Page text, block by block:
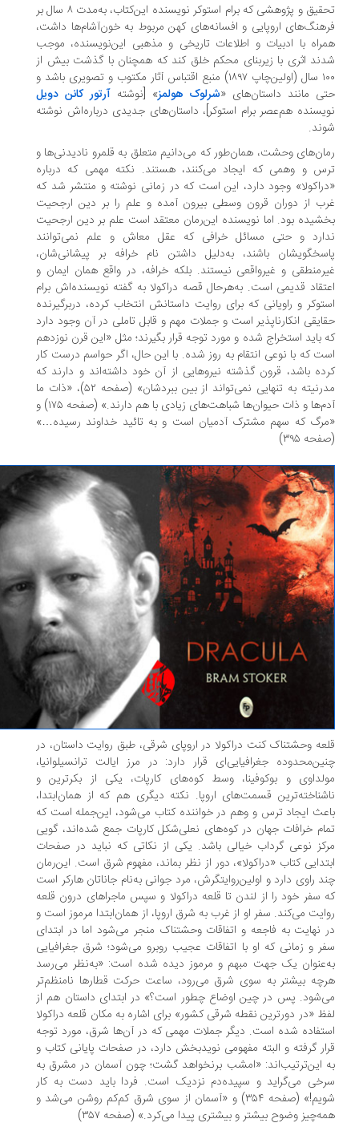
تحقیق و پژوهشی که برام استوکر نویسنده این‌کتاب، به‌مدت ۸ سال بر
اروپایی و افسانه‌های کهن مربوط به خون‌آشام‌ها داشت،
با ادبیات و اطلاعات تاریخی و مذهبی این‌نویسنده، موجب
اثری با زیربنای محکم خلق کند که همچنان با گذشت بیش از
۱۰۰ سال (اولین‌چاپ ۱۸۹۷) منبع اقتباس آثار مکتوب و تصویری باشد و
مانند داستان‌های «شرلوک هولمز » [نوشتهآرتور کانن دویل
هم‌عصر برام استوکر]، داستان‌های جدیدی درباره‌اش نوشته
وحشت، همان‌طور که می‌دانیم متعلق به قلمرو نادیدنی‌ها و
و وهمی که ایجاد می‌کنند، هستند. نکته مهمی که درباره
وجود دارد، این است که در زمانی نوشته و منتشر شد که
از دوران قرون وسطی بیرون آمده و علم را بر دین ارجحیت
بود. اما نویسنده این‌رمان معتقد است علم بر دین ارجحیت
و حتی مسائل خرافی که عقل معاش و علم نمی‌توانند
باشند، به‌دلیل داشتن نام خرافه بر پیشانی‌شان،
و غیرواقعی نیستند. بلکه خرافه، در واقع همان ایمان و
قدیمی است. به‌هرحال قصه دراکولا به گفته نویسنده‌اش برام
و راویانی که برای روایت داستانش انتخاب کرده، دربرگیرنده
انکارناپذیر است و جملات مهم و قابل تاملی در آن وجود دارد
باید استخراج شده و مورد توجه قرار بگیرند؛ مثل «این قرن نوزدهم
که با نوعی انتقام به روز شده. با این حال، اگر حواسم درست کار
باشد، قرون گذشته نیروهایی از آن خود داشته‌اند و دارند که
مدرنیته به تنهایی نمی‌تواند از بین ببردشان» (صفحه ۵۲)، «ذات ما
آدم‌ها و ذات حیوان‌ها شباهت‌های زیادی با هم دارند.» (صفحه ۱۷۵) و
که سهم مشترک آدمیان است و به تائید خداوند رسیده…»
۳۹۵)
وحشتناک کنت دراکولا در اروپای شرقی، طبق روایت داستان، در
جغرافیایی‌ای قرار دارد: در مرز ایالت ترانسیلوانیا،
و بوکوفینا، وسط کوه‌های کارپات، یکی از بکرترین و
قسمت‌های اروپا. نکته دیگری هم که از همان‌ابتدا،
ایجاد ترس و وهم در خواننده کتاب می‌شود، این‌جمله است که
خرافات جهان در کوه‌های نعلی‌شکل کارپات جمع شده‌اند، گویی
نوعی گرداب خیالی باشد. یکی از نکاتی که نباید در صفحات
کتاب «دراکولا»، دور از نظر بماند، مفهوم شرق است. این‌رمان
راوی دارد و اولین‌روایتگرش، مرد جوانی به‌نام جاناتان هارکر است
سفر خود را از لندن تا قلعه دراکولا و سپس ماجراهای درون قلعه
می‌کند. سفر او از غرب به شرق اروپا، از همان‌ابتدا مرموز است و
نهایت به فاجعه و اتفاقات وحشتناک منجر می‌شود اما در ابتدای
و زمانی که او با اتفاقات عجیب روبرو می‌شود؛ شرق جغرافیایی
یک جهت مبهم و مرموز دیده شده است: «به‌نظر می‌رسد
بیشتر به سوی شرق می‌رود، ساعت حرکت قطارها نامنظم‌تر
پس در چین اوضاع چطور است؟» در ابتدای داستان هم از
«در دورترین نقطه شرقی کشور» برای اشاره به مکان قلعه دراکولا
شده است. دیگر جملات مهمی که در آن‌ها شرق، مورد توجه
گرفته و البته مفهومی نویدبخش دارد، در صفحات پایانی کتاب و
این‌ترتیب‌اند: «امشب برنخواهد گشت؛ چون آسمان در مشرق به
می‌گراید و سپیده‌دم نزدیک است. فردا باید دست به کار
شویم!» (صفحه ۳۵۴) و «آسمان از سوی شرق کم‌کم روشن می‌شد و
وضوح بیشتر و بیشتری پیدا می‌کرد.» (صفحه ۳۵۷)